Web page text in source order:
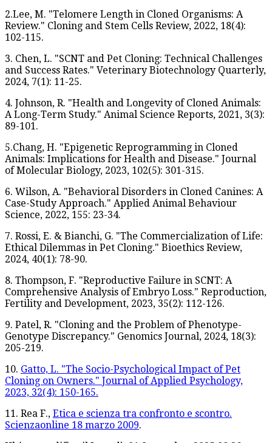
2.Lee, M. "Telomere Length in Cloned Organisms: A
Review." Cloning and Stem Cells Review, 2022, 18(4):
102-115.
3. Chen, L. "SCNT and Pet Cloning: Technical Challenges
and Success Rates." Veterinary Biotechnology Quarterly,
2024, 7(1): 11-25.
4. Johnson, R. "Health and Longevity of Cloned Animals:
A Long-Term Study." Animal Science Reports, 2021, 3(3):
89-101.
5.Chang, H. "Epigenetic Reprogramming in Cloned
Animals: Implications for Health and Disease." Journal
of Molecular Biology, 2023, 102(5): 301-315.
6. Wilson, A. "Behavioral Disorders in Cloned Canines: A
Case-Study Approach." Applied Animal Behaviour
Science, 2022, 155: 23-34.
7. Rossi, E. & Bianchi, G. "The Commercialization of Life:
Ethical Dilemmas in Pet Cloning." Bioethics Review,
2024, 40(1): 78-90.
8. Thompson, F. "Reproductive Failure in SCNT: A
Comprehensive Analysis of Embryo Loss." Reproduction,
Fertility and Development, 2023, 35(2): 112-126.
9. Patel, R. "Cloning and the Problem of Phenotype-
Genotype Discrepancy." Genomics Journal, 2024, 18(3):
205-219.
10. Gatto, L. "The Socio-Psychological Impact of Pet
Cloning on Owners." Journal of Applied Psychology,
2023, 32(4): 150-165.
11. Rea F., Etica e scienza tra confronto e scontro.
Scienzaonline 18 marzo 2009.